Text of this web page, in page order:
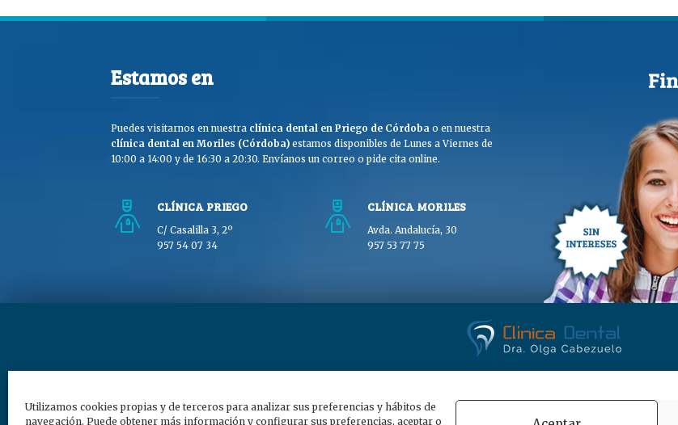
Utilizamos cookies propias y de terceros para analizar sus preferencias y hábitos de
navegación. Puede obtener más información y configurar sus preferencias, aceptar o
Estamos en
Puedes visitarnos en nuestra clínica dental en Priego de Córdoba o en nuestra
clínica dental en Moriles (Córdoba) estamos disponibles de Lunes a Viernes de
10:00 a 14:00 y de 16:30 a 20:30. Envíanos un correo o pide cita online.
CLÍNICA PRIEGO
C/ Casalilla 3, 2º
957 54 07 34
CLÍNICA MORILES
Avda. Andalucía, 30
957 53 77 75
Copyright © Clínica Dra. Olga Cabezuelo 2026. Todos los derechos reservados. |Aviso legal